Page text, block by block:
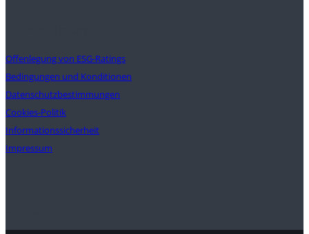
Offenlegung von ESG-Ratings
Bedingungen und Konditionen
Datenschutzbestimmungen
Cookies-Politik
Informationssicherheit
Impressum